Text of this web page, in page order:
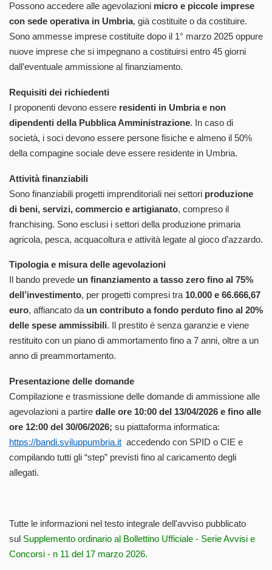
Possono accedere alle agevolazioni micro e piccole imprese
con sede operativa in Umbria, già costituite o da costituire.
Sono ammesse imprese costituite dopo il 1° marzo 2025 oppure
nuove imprese che si impegnano a costituirsi entro 45 giorni
dall’eventuale ammissione al finanziamento.
Requisiti dei richiedenti
I proponenti devono essere residenti in Umbria e non
dipendenti della Pubblica Amministrazione. In caso di
società, i soci devono essere persone fisiche e almeno il 50%
della compagine sociale deve essere residente in Umbria.
Attività finanziabili
Sono finanziabili progetti imprenditoriali nei settori produzione
di beni, servizi, commercio e artigianato, compreso il
franchising. Sono esclusi i settori della produzione primaria
agricola, pesca, acquacoltura e attività legate al gioco d’azzardo.
Tipologia e misura delle agevolazioni
Il bando prevede un finanziamento a tasso zero fino al 75%
dell’investimento, per progetti compresi tra 10.000 e 66.666,67
euro, affiancato da un contributo a fondo perduto fino al 20%
delle spese ammissibili. Il prestito è senza garanzie e viene
restituito con un piano di ammortamento fino a 7 anni, oltre a un
anno di preammortamento.
Presentazione delle domande
Compilazione e trasmissione delle domande di ammissione alle
agevolazioni a partire dalle ore 10:00 del 13/04/2026 e fino alle
ore 12:00 del 30/06/2026; su piattaforma informatica:
https://bandi.sviluppumbria.it accedendo con SPID o CIE e
compilando tutti gli “step” previsti fino al caricamento degli
allegati.
Tutte le informazioni nel testo integrale dell'avviso pubblicato
sul Supplemento ordinario al Bollettino Ufficiale - Serie Avvisi e
Concorsi - n 11 del 17 marzo 2026.